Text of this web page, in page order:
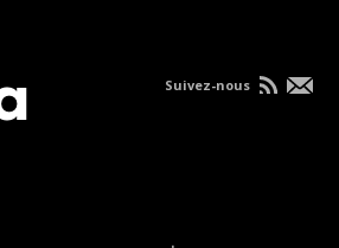
Suivez-nous